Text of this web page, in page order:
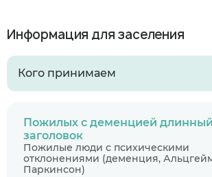
Информация для заселения
Кого принимаем
Пожилых с деменцией длинный
заголовок
Пожилые люди с психическими
отклонениями (деменция,
Паркинсон)